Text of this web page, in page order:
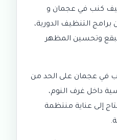
كنب في عجمان و
التنظيف الدورية،
وتحسين المظهر
في عجمان على الحد من
داخل غرف النوم،
إلى عناية منتظمة